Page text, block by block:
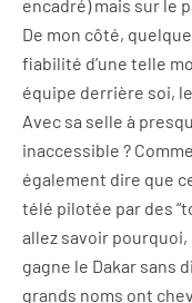
encadré) mais sur le
De mon côté,
fiabilité d’une telle
équipe derrière soi,
Avec sa selle à
inaccessible ?
également dire que
télé pilotée par des
allez savoir pourquoi,
gagne le Dakar sans
grands noms ont